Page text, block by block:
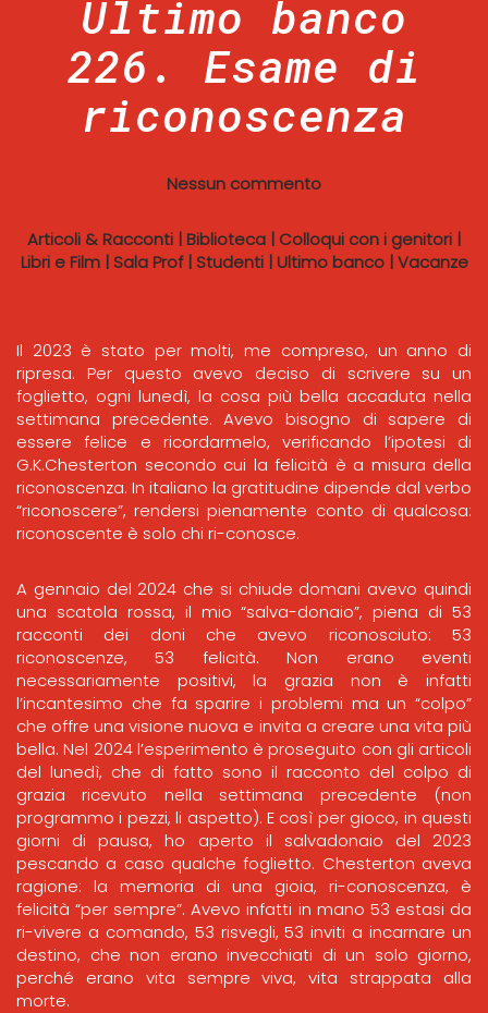
Ultimo banco
226. Esame di
riconoscenza
Nessun commento
Articoli & Racconti | Biblioteca | Colloqui con i genitori |
Libri e Film| Sala Prof| Studenti| Ultimo banco|Vacanze
Il 2023 è stato per molti, me compreso, un anno di
ripresa. Per questo avevo deciso di scrivere su un
foglietto, ogni lunedì, la cosa più bella accaduta nella
settimana precedente. Avevo bisogno di sapere di
essere felice e ricordarmelo, verificando l’ipotesi di
G.K.Chesterton secondo cui la felicità è a misura della
riconoscenza. In italiano la gratitudine dipende dal verbo
“riconoscere”, rendersi pienamente conto di qualcosa:
riconoscente è solo chi ri-conosce.
A gennaio del 2024 che si chiude domani avevo quindi
una scatola rossa, il mio “salva-donaio”, piena di 53
racconti dei doni che avevo riconosciuto: 53
riconoscenze, 53 felicità. Non erano eventi
necessariamente positivi, la grazia non è infatti
l’incantesimo che fa sparire i problemi ma un “colpo”
che offre una visione nuova e invita a creare una vita più
bella. Nel 2024 l’esperimento è proseguito con gli articoli
del lunedì, che di fatto sono il racconto del colpo di
grazia ricevuto nella settimana precedente (non
programmo i pezzi, li aspetto). E così per gioco, in questi
giorni di pausa, ho aperto il salvadonaio del 2023
pescando a caso qualche foglietto. Chesterton aveva
ragione: la memoria di una gioia, ri-conoscenza, è
felicità “per sempre”. Avevo infatti in mano 53 estasi da
ri-vivere a comando, 53 risvegli, 53 inviti a incarnare un
destino, che non erano invecchiati di un solo giorno,
perché erano vita sempre viva, vita strappata alla
morte.